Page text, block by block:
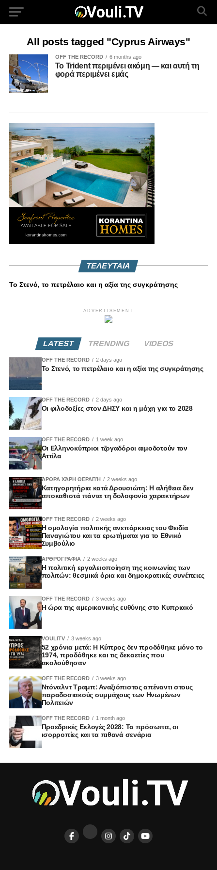
All posts tagged "Cyprus Airways"
OFF THE RECORD 6 months ago
Το Trident περιμένει ακόμη — και αυτή τη
φορά περιμένει εμάς
ΤΕΛΕΥΤΑΙΑ
Το Στενό, το πετρέλαιο και η αξία της συγκράτησης
ADVERTISEMENT
LATEST TRENDING VIDEOS
OFF THE RECORD 2 days ago
Το Στενό, το πετρέλαιο και η αξία της συγκράτησης
OFF THE RECORD 2 days ago
Οι φιλοδοξίες στον ΔΗΣΥ και η μάχη για το 2028
OFF THE RECORD 1 week ago
Οι Ελληνοκύπριοι τζογαδόροι αιμοδοτούν τον
Αττίλα
ΆΡΘΡΑ ΧΆΡΗ ΘΕΡΑΠΉ 2 weeks ago
Κατηγορητήρια κατά Δρουσιώτη: Η αλήθεια δεν
αποκαθιστά πάντα τη δολοφονία χαρακτήρων
OFF THE RECORD 2 weeks ago
Η ομολογία πολιτικής ανεπάρκειας του Φειδία
Παναγιώτου και τα ερωτήματα για το Εθνικό
Συμβούλιο
ΑΡΘΡΟΓΡΑΦΙΑ 2 weeks ago
Η πολιτική εργαλειοποίηση της κοινωνίας των
πολιτών: θεσμικά όρια και δημοκρατικές συνέπειες
OFF THE RECORD 3 weeks ago
Η ώρα της αμερικανικής ευθύνης στο Κυπριακό
VOULITV 3 weeks ago
52 χρόνια μετά: Η Κύπρος δεν προδόθηκε μόνο το
1974, προδόθηκε και τις δεκαετίες που
ακολούθησαν
OFF THE RECORD 3 weeks ago
Ντόναλντ Τραμπ: Αναξιόπιστος απέναντι στους
παραδοσιακούς συμμάχους των Ηνωμένων
Πολιτειών
OFF THE RECORD 1 month ago
Προεδρικές Εκλογές 2028: Τα πρόσωπα, οι
ισορροπίες και τα πιθανά σενάρια